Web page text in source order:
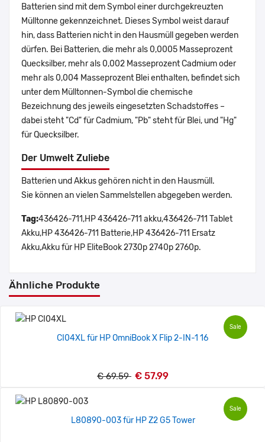
Batterien sind mit dem Symbol einer durchgekreuzten
Mülltonne gekennzeichnet. Dieses Symbol weist darauf
hin, dass Batterien nicht in den Hausmüll gegeben werden
dürfen. Bei Batterien, die mehr als 0,0005 Masseprozent
Quecksilber, mehr als 0,002 Masseprozent Cadmium oder
mehr als 0,004 Masseprozent Blei enthalten, befindet sich
unter dem Mülltonnen-Symbol die chemische
Bezeichnung des jeweils eingesetzten Schadstoffes –
dabei steht "Cd" für Cadmium, "Pb" steht für Blei, und "Hg"
für Quecksilber.
Der Umwelt Zuliebe
Batterien und Akkus gehören nicht in den Hausmüll.
Sie können an vielen Sammelstellen abgegeben werden.
Tag:436426-711,HP 436426-711 akku,436426-711 Tablet
Akku,HP 436426-711 Batterie,HP 436426-711 Ersatz
Akku,Akku für HP EliteBook 2730p 2740p 2760p.
Ähnliche Produkte
Sale
CI04XL für HP OmniBook X Flip 2-IN-1 16
€ 69.59 € 57.99
Sale
L80890-003 für HP Z2 G5 Tower